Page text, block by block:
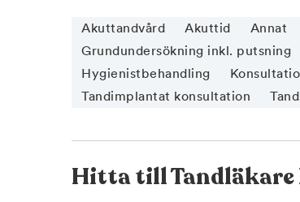
Akuttandvård Akuttid Annat
Grundundersökning inkl. putsning
Hygienistbehandling
Tandimplantat konsultation
Hitta till